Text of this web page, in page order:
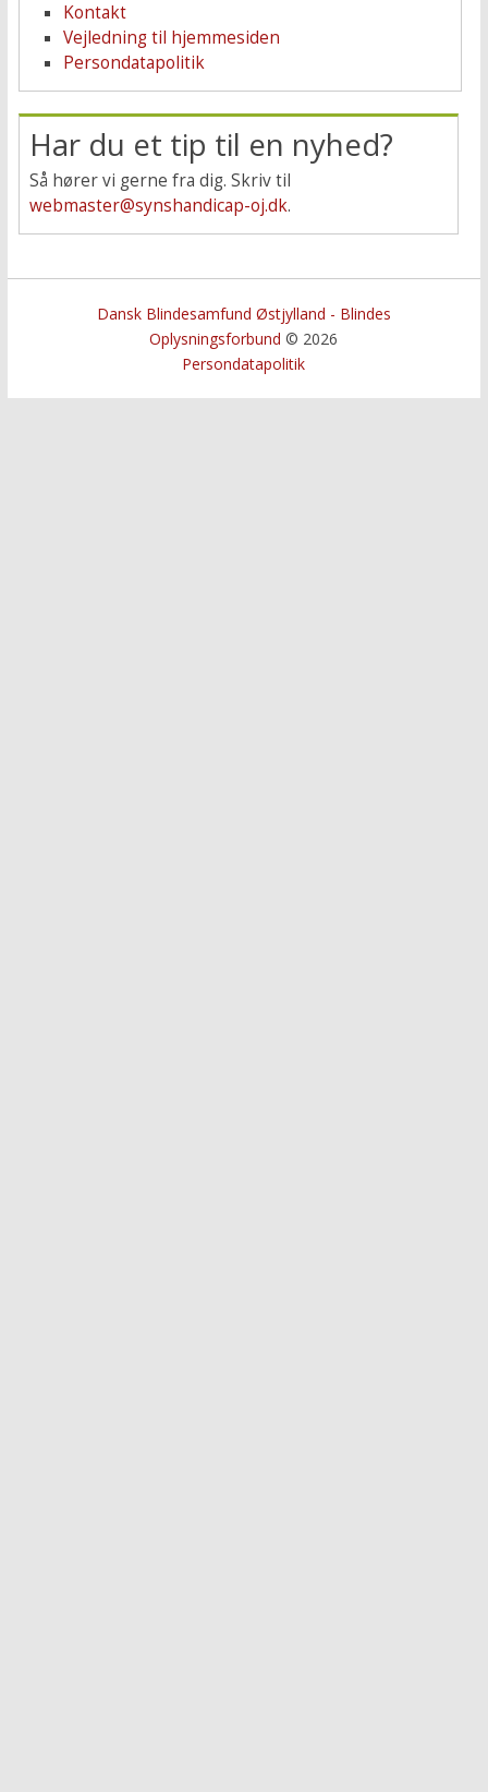
Kontakt
Vejledning til hjemmesiden
Persondatapolitik
Har du et tip til en nyhed?
Så hører vi gerne fra dig. Skriv til
webmaster@synshandicap-oj.dk.
Dansk Blindesamfund Østjylland - Blindes
Oplysningsforbund © 2026
Persondatapolitik